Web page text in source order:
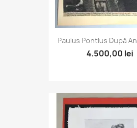
Paulus Pontius După
4.500,00 lei